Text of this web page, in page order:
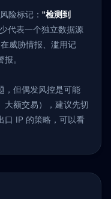
险标记： "检测到
代表一个独立数据源
威胁情报、滥用记
。
，但偶发风控是可能
大额交易），建议先切
口 IP 的策略，可以看